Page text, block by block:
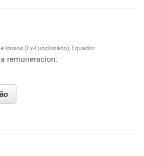
Idosos (Ex-Funcionário), Equador
remuneracion.